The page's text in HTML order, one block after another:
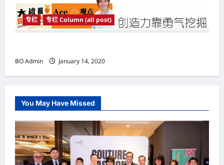
专栏 专栏 Column (all post)
BO Admin January 14, 2020
You May Have Missed